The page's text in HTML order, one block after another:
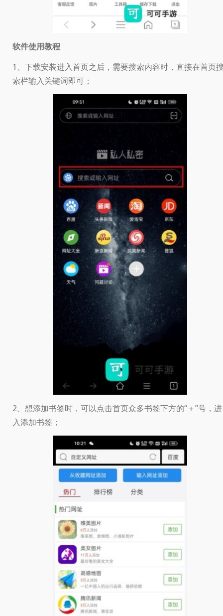
软件使用教程
1、下载安装进入首页之后，需要搜索内容时，直接在首页
索栏输入关键词即可；
2、想添加书签时，可以点击首页众多书签下方的“＋”号，进
入添加书签；